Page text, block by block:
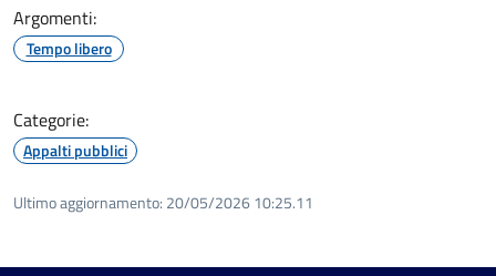
Argomenti:
Tempo libero
Categorie:
Appalti pubblici
Ultimo aggiornamento: 20/05/2026 10:25.11